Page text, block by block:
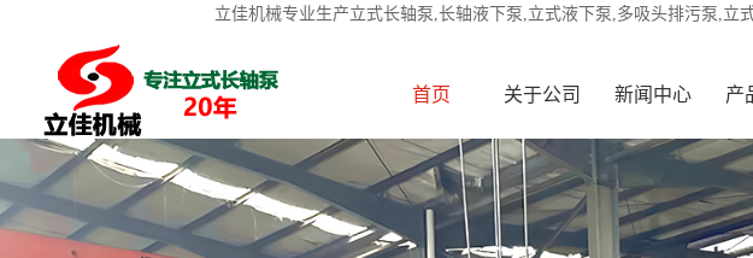
立佳机械专业生产立式长轴泵,长轴液下泵,立式液下泵,多吸头排污泵,
首页 关于公司 新闻中心 产